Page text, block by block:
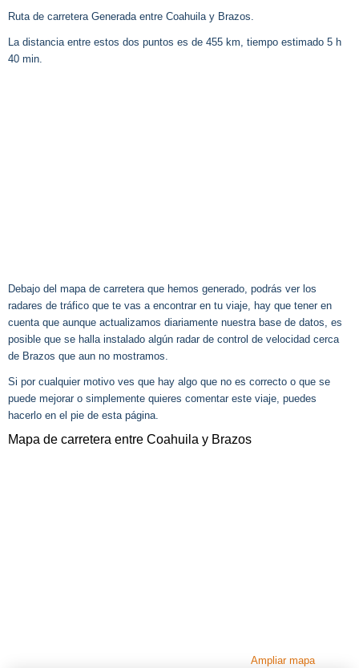
Ruta de carretera Generada entre Coahuila y Brazos.
La distancia entre estos dos puntos es de 455 km, tiempo estimado 5 h
40 min.
Debajo del mapa de carretera que hemos generado, podrás ver los
radares de tráfico que te vas a encontrar en tu viaje, hay que tener en
cuenta que aunque actualizamos diariamente nuestra base de datos, es
posible que se halla instalado algún radar de control de velocidad cerca
de Brazos que aun no mostramos.
Si por cualquier motivo ves que hay algo que no es correcto o que se
puede mejorar o simplemente quieres comentar este viaje, puedes
hacerlo en el pie de esta página.
Mapa de carretera entre Coahuila y Brazos
Ampliar mapa